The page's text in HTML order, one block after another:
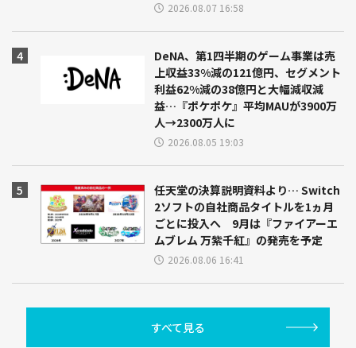
2026.08.07 16:58
DeNA、第1四半期のゲーム事業は売
上収益33%減の121億円、セグメント
利益62%減の38億円と大幅減収減
益…『ポケポケ』平均MAUが3900万
人→2300万人に
2026.08.05 19:03
任天堂の決算説明資料より… Switch
2ソフトの自社商品タイトルを1ヵ月
ごとに投入へ 9月は『ファイアーエ
ムブレム 万紫千紅』の発売を予定
2026.08.06 16:41
すべて見る